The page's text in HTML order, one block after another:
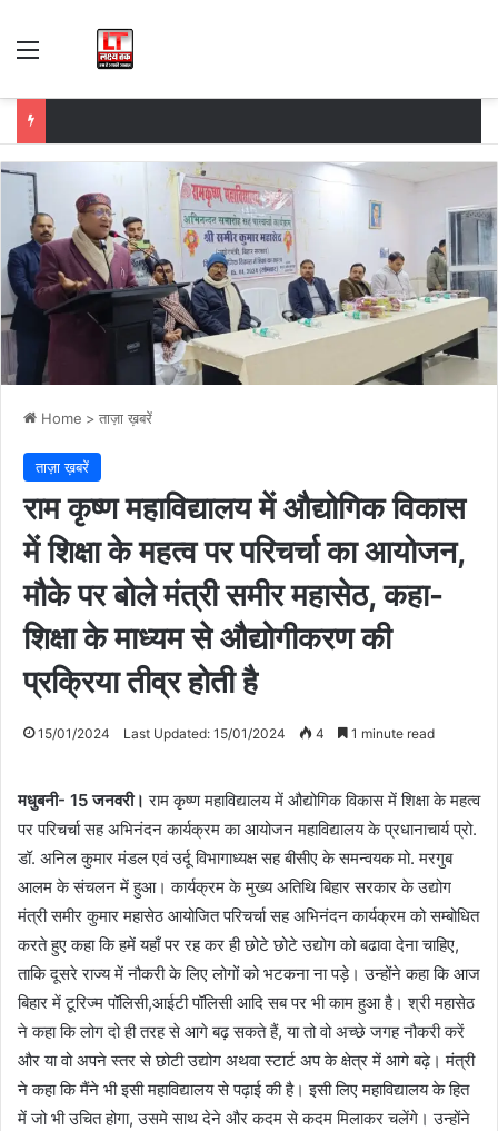
Menu
Home > ताज़ा ख़बरें
ताज़ा ख़बरें
राम कृष्ण महाविद्यालय में औद्योगिक विकास
में शिक्षा के महत्व पर परिचर्चा का आयोजन,
मौके पर बोले मंत्री समीर महासेठ, कहा-
शिक्षा के माध्यम से औद्योगीकरण की
प्रक्रिया तीव्र होती है
15/01/2024 Last Updated: 15/01/2024 4 1 minute read
मधुबनी- 15 जनवरी। राम कृष्ण महाविद्यालय में औद्योगिक विकास में शिक्षा के महत्व
पर परिचर्चा सह अभिनंदन कार्यक्रम का आयोजन महाविद्यालय के प्रधानाचार्य प्रो.
डॉ. अनिल कुमार मंडल एवं उर्दू विभागाध्यक्ष सह बीसीए के समन्वयक मो. मरगुब
आलम के संचलन में हुआ। कार्यक्रम के मुख्य अतिथि बिहार सरकार के उद्योग
मंत्री समीर कुमार महासेठ आयोजित परिचर्चा सह अभिनंदन कार्यक्रम को सम्बोधित
करते हुए कहा कि हमें यहाँ पर रह कर ही छोटे छोटे उद्योग को बढावा देना चाहिए,
ताकि दूसरे राज्य में नौकरी के लिए लोगों को भटकना ना पड़े। उन्होंने कहा कि आज
बिहार में टूरिज्म पॉलिसी,आईटी पॉलिसी आदि सब पर भी काम हुआ है। श्री महासेठ
ने कहा कि लोग दो ही तरह से आगे बढ़ सकते हैं, या तो वो अच्छे जगह नौकरी करें
और या वो अपने स्तर से छोटी उद्योग अथवा स्टार्ट अप के क्षेत्र में आगे बढ़े। मंत्री
ने कहा कि मैंने भी इसी महाविद्यालय से पढ़ाई की है। इसी लिए महाविद्यालय के हित
में जो भी उचित होगा, उसमे साथ देने और कदम से कदम मिलाकर चलेंगे। उन्होंने